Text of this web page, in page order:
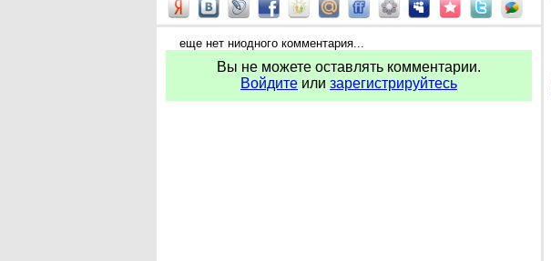
еще нет ниодного комментария...
Вы не можете оставлять комментарии.
Войдите или зарегистрируйтесь